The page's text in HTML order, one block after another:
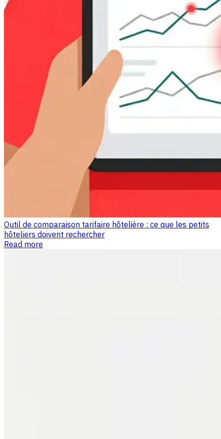
Outil de comparaison tarifaire hôtelière : ce que les petits
hôteliers doivent rechercher
Read more